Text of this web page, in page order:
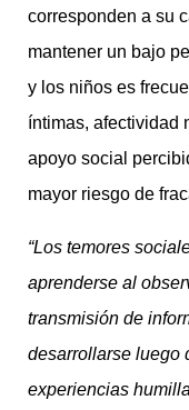
corresponden a su
mantener un bajo
y los niños es
íntimas, afectividad
apoyo social
mayor riesgo de
“Los temores
aprenderse al
transmisión de
desarrollarse luego
experiencias